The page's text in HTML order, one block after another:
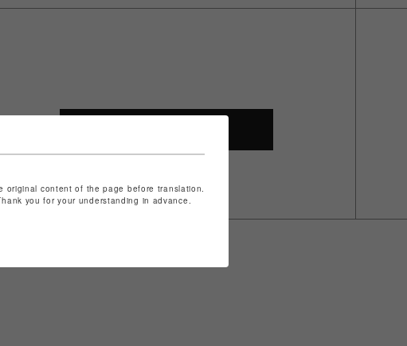
original content of the page before translation.
you for your understanding in advance.